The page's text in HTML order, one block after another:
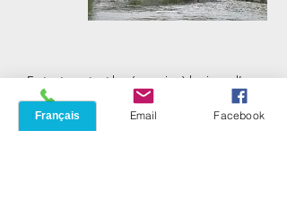
En tout cas, tout le nécessaire à la vie sur l’eau
est ici présent : pièces de repos avec hamacs,
cuisine équipée rudimentaire mais complète,
réserves d’eau en gros conteneurs de
plastique, jardins aux herbes, pots de fleurs…
Phone Email Facebook